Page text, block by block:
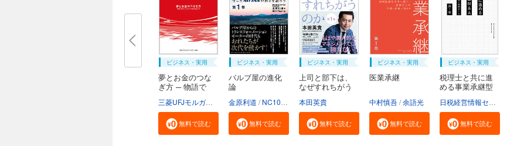
ビジネス・実用
夢とお金のつな
ぎ方 ─ 物語で
無料で読む
ビジネス・実用
バルブ屋の進化
論
金原利道 NC10Team
無料で読む
ビジネス・実用
上司と部下は、
なぜすれちがう
本田英貴
無料で読む
ビジネス・実用
医業承継
中村慎吾 余語光
無料で読む
ビジネス・実用
税理士と共に進
める事業承継型
無料で読む